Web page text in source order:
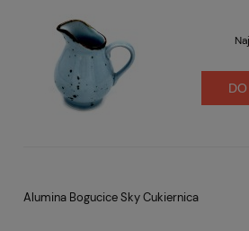
Alumina Bogucice Sky Cukiernica